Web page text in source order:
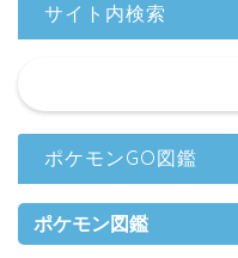
サイト内検索
ポケモンGO図鑑
ポケモン図鑑